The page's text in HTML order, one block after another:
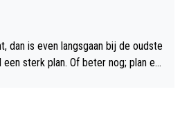
dan is even langsgaan bij de oudste
Of beter nog; plan ee